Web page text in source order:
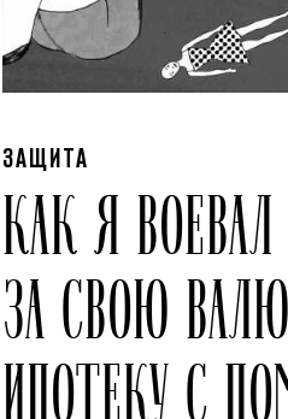
ЗАЩИТА
КАК Я ВОЕВАЛ
ЗА СВОЮ
ИПОТЕКУ С